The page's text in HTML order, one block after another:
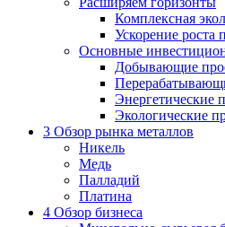
Комплексная
Ускорение роста
Основные
Добывающие
Энергетические
Экологические
3 Обзор рынка металлов
Никель
Медь
Палладий
Платина
4 Обзор бизнеса